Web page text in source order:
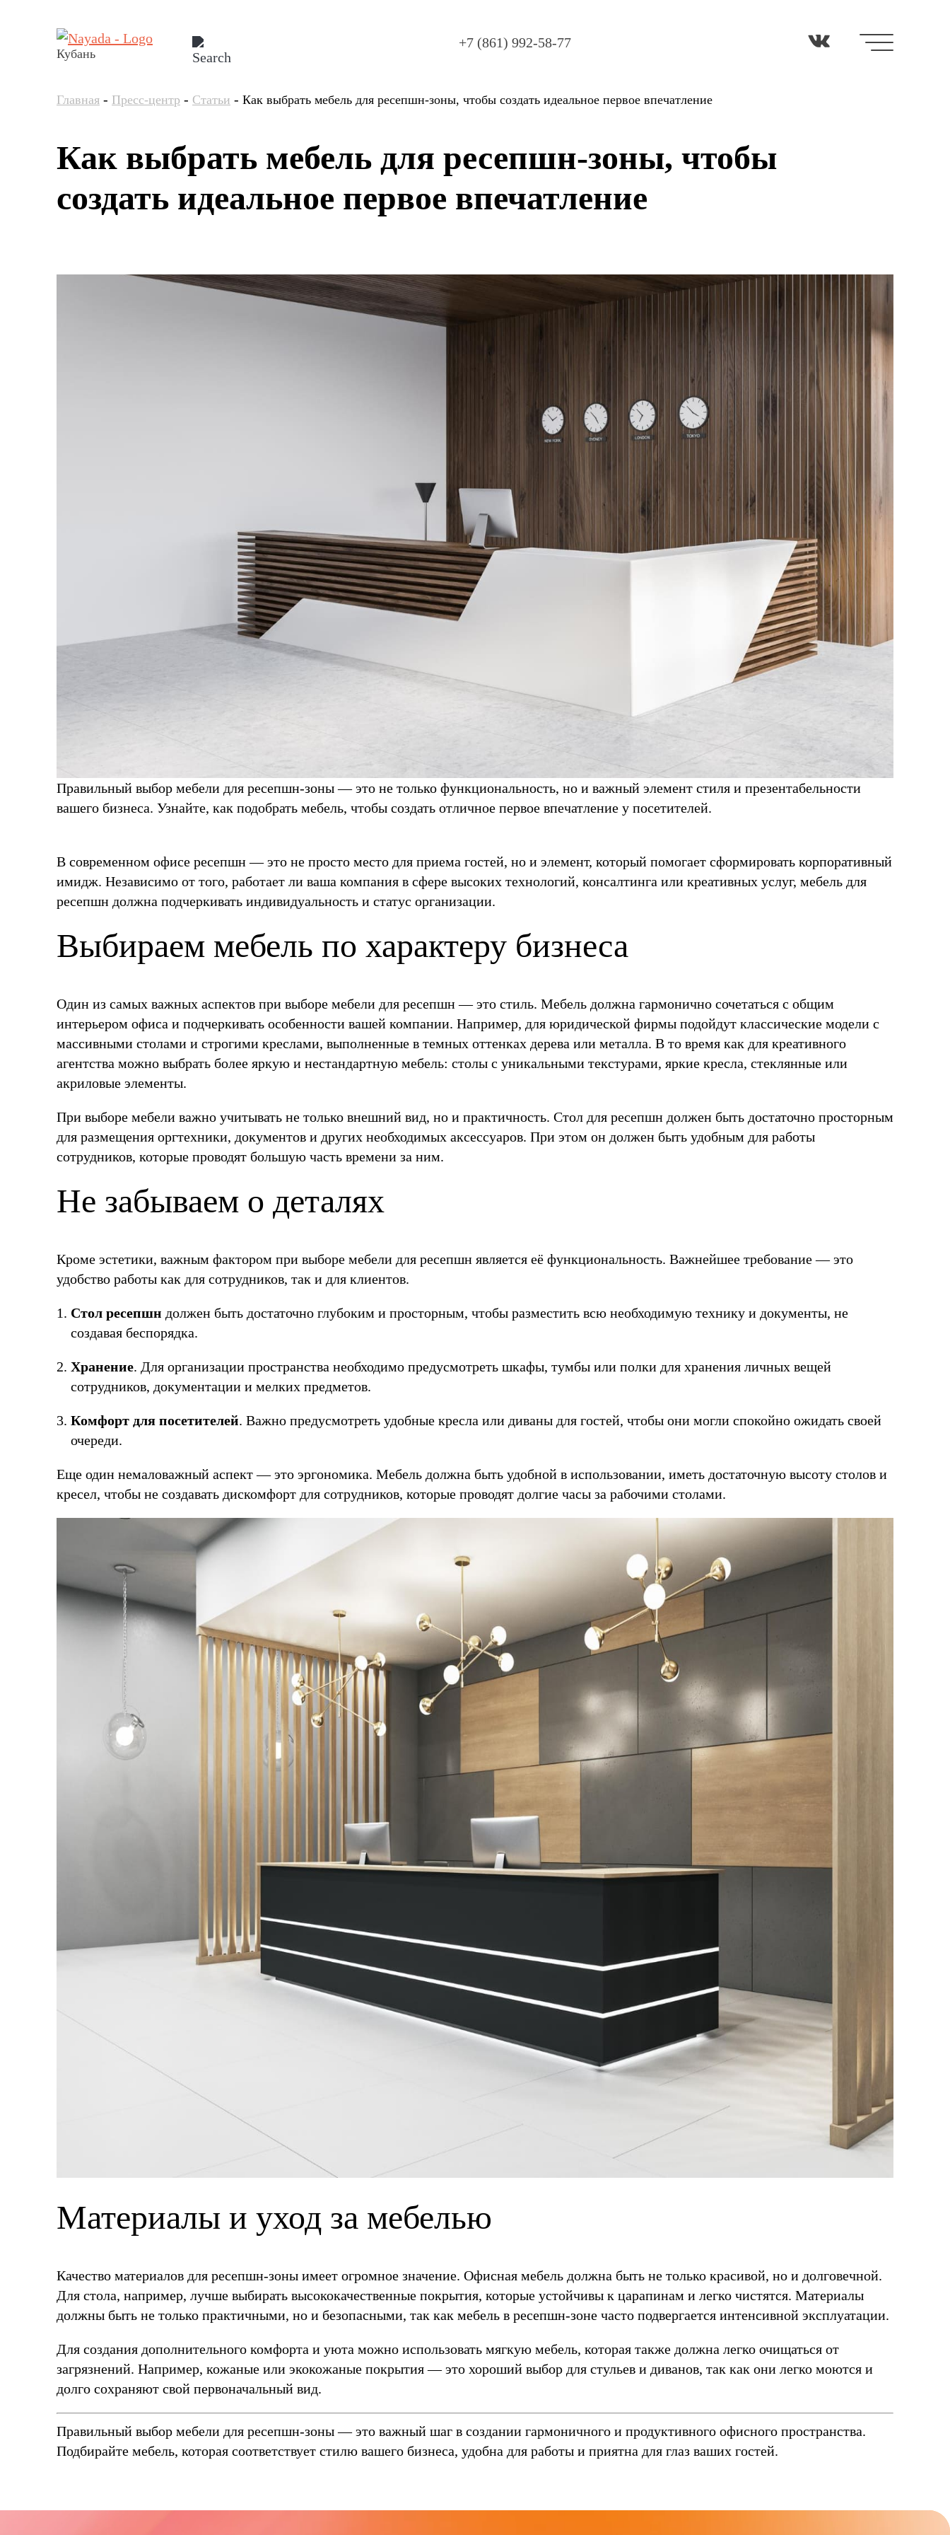
Кубань
+7 (861) 992-58-77
Главная - Пресс-центр - Статьи - Как выбрать мебель для ресепшн-зоны, чтобы создать идеальное первое впечатление
Как выбрать мебель для ресепшн-зоны, чтобы
создать идеальное первое впечатление
Правильный выбор мебели для ресепшн-зоны — это не только функциональность, но и важный элемент стиля и презентабельности
вашего бизнеса. Узнайте, как подобрать мебель, чтобы создать отличное первое впечатление у посетителей.
В современном офисе ресепшн — это не просто место для приема гостей, но и элемент, который помогает сформировать корпоративный
имидж. Независимо от того, работает ли ваша компания в сфере высоких технологий, консалтинга или креативных услуг, мебель для
ресепшн должна подчеркивать индивидуальность и статус организации.
Выбираем мебель по характеру бизнеса
Один из самых важных аспектов при выборе мебели для ресепшн — это стиль. Мебель должна гармонично сочетаться с общим
интерьером офиса и подчеркивать особенности вашей компании. Например, для юридической фирмы подойдут классические модели с
массивными столами и строгими креслами, выполненные в темных оттенках дерева или металла. В то время как для креативного
агентства можно выбрать более яркую и нестандартную мебель: столы с уникальными текстурами, яркие кресла, стеклянные или
акриловые элементы.
При выборе мебели важно учитывать не только внешний вид, но и практичность. Стол для ресепшн должен быть достаточно просторным
для размещения оргтехники, документов и других необходимых аксессуаров. При этом он должен быть удобным для работы
сотрудников, которые проводят большую часть времени за ним.
Не забываем о деталях
Кроме эстетики, важным фактором при выборе мебели для ресепшн является её функциональность. Важнейшее требование — это
удобство работы как для сотрудников, так и для клиентов.
Стол ресепшн должен быть достаточно глубоким и просторным, чтобы разместить всю необходимую технику и документы, не
создавая беспорядка.
Хранение. Для организации пространства необходимо предусмотреть шкафы, тумбы или полки для хранения личных вещей
сотрудников, документации и мелких предметов.
Комфорт для посетителей. Важно предусмотреть удобные кресла или диваны для гостей, чтобы они могли спокойно ожидать своей
очереди.
Еще один немаловажный аспект — это эргономика. Мебель должна быть удобной в использовании, иметь достаточную высоту столов и
кресел, чтобы не создавать дискомфорт для сотрудников, которые проводят долгие часы за рабочими столами.
Материалы и уход за мебелью
Качество материалов для ресепшн-зоны имеет огромное значение. Офисная мебель должна быть не только красивой, но и долговечной.
Для стола, например, лучше выбирать высококачественные покрытия, которые устойчивы к царапинам и легко чистятся. Материалы
должны быть не только практичными, но и безопасными, так как мебель в ресепшн-зоне часто подвергается интенсивной эксплуатации.
Для создания дополнительного комфорта и уюта можно использовать мягкую мебель, которая также должна легко очищаться от
загрязнений. Например, кожаные или экокожаные покрытия — это хороший выбор для стульев и диванов, так как они легко моются и
долго сохраняют свой первоначальный вид.
Правильный выбор мебели для ресепшн-зоны — это важный шаг в создании гармоничного и продуктивного офисного пространства.
Подбирайте мебель, которая соответствует стилю вашего бизнеса, удобна для работы и приятна для глаз ваших гостей.